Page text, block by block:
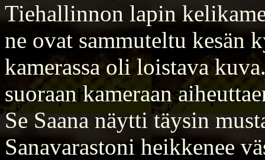
Tiehallinnon lapin
ne ovat sammuteltu kesän
kamerassa oli loistava
suoraan kameraan
Se Saana näytti täysin
Sanavarastoni heikkenee